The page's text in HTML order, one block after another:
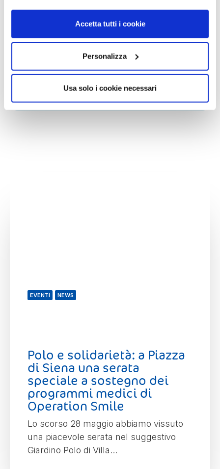
Accetta tutti i cookie
Personalizza
Usa solo i cookie necessari
EVENTI NEWS
Polo e solidarietà: a Piazza
di Siena una serata
speciale a sostegno dei
programmi medici di
Operation Smile
Lo scorso 28 maggio abbiamo vissuto
una piacevole serata nel suggestivo
Giardino Polo di Villa…